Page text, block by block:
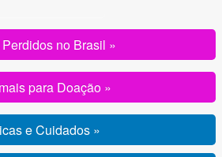
no Brasil »
para Doação »
e Cuidados »